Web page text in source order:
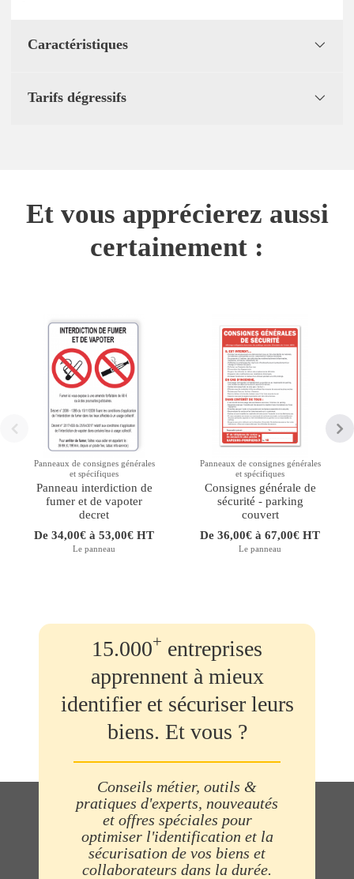
Caractéristiques
Tarifs dégressifs
Et vous apprécierez aussi
certainement :
Panneaux de consignes générales
et spécifiques
Panneau interdiction de
fumer et de vapoter
decret
De 34,00€ à 53,00€ HT
Le panneau
Panneaux de consignes générales
et spécifiques
Consignes générale de
sécurité - parking
couvert
De 36,00€ à 67,00€ HT
Le panneau
15.000+ entreprises
apprennent à mieux
identifier et sécuriser leurs
biens. Et vous ?
Conseils métier, outils &
pratiques d'experts, nouveautés
et offres spéciales pour
optimiser l'identification et la
sécurisation de vos biens et
collaborateurs dans la durée.